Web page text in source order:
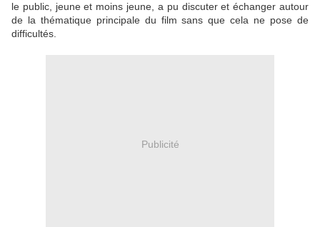
le public, jeune et moins jeune, a pu discuter et échanger autour
de la thématique principale du film sans que cela ne pose de
difficultés.
Publicité